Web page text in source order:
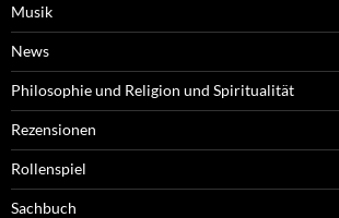
Musik
News
Philosophie und Religion und Spiritualität
Rezensionen
Rollenspiel
Sachbuch